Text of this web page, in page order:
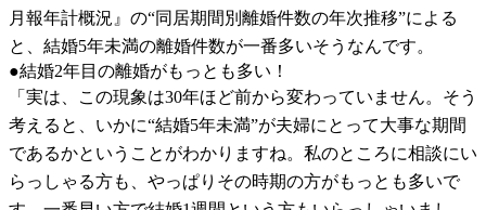
月報年計概況』の“同居期間別離婚件数の年次推移”による
と、結婚5年未満の離婚件数が一番多いそうなんです。
●結婚2年目の離婚がもっとも多い！
「実は、この現象は30年ほど前から変わっていません。そう
考えると、いかに“結婚5年未満”が夫婦にとって大事な期間
であるかということがわかりますね。私のところに相談にい
らっしゃる方も、やっぱりその時期の方がもっとも多いで